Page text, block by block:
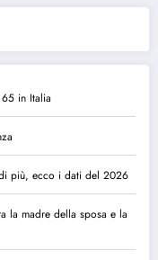
in Italia
più, ecco i dati del 2026
la madre della sposa e la